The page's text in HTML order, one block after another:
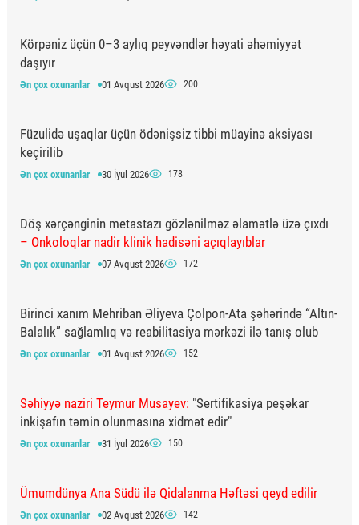
Körpəniz üçün 0–3 aylıq peyvəndlər həyati əhəmiyyət
daşıyır
Ən çox oxunanlar 01 Avqust 2026 200
Füzulidə uşaqlar üçün ödənişsiz tibbi müayinə aksiyası
keçirilib
Ən çox oxunanlar 30 İyul 2026 178
Döş xərçənginin metastazı gözlənilməz əlamətlə üzə çıxdı
– Onkoloqlar nadir klinik hadisəni açıqlayıblar
Ən çox oxunanlar 07 Avqust 2026 172
Birinci xanım Mehriban Əliyeva Çolpon-Ata şəhərində “Altın-
Balalık” sağlamlıq və reabilitasiya mərkəzi ilə tanış olub
Ən çox oxunanlar 01 Avqust 2026 152
Səhiyyə naziri Teymur Musayev: "Sertifikasiya peşəkar
inkişafın təmin olunmasına xidmət edir"
Ən çox oxunanlar 31 İyul 2026 150
Ümumdünya Ana Südü ilə Qidalanma Həftəsi qeyd edilir
Ən çox oxunanlar 02 Avqust 2026 142